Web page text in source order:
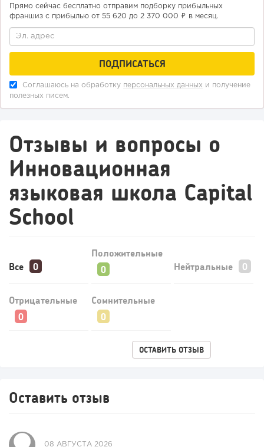
От стартапа за 30 тысяч рублей до бизнеса стоимостью
миллиарды:...
183
Отзыв SSL-сертификатов у банков: как это влияет на
российский...
«Прибыль 20 млн в год, а я ездил на метро»: куда в
Прямо сейчас бесплатно отправим подборку прибыльных
франшиз с прибылью от 55 620 до 2 370 000 ₽ в месяц.
Соглашаюсь на обработку персональных данных и получение
полезных писем.
Отзывы и вопросы о
Инновационная
языковая школа Capital
School
Все
Положительные
Нейтральные
Отрицательные Сомнительные
ОСТАВИТЬ ОТЗЫВ
Оставить отзыв
08 АВГУСТА 2026